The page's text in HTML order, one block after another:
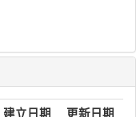
建立日期 更新日期